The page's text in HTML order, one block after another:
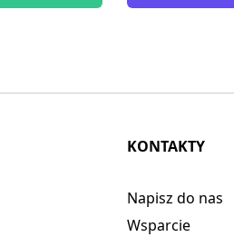
KONTAKTY
Napisz do nas
Wsparcie